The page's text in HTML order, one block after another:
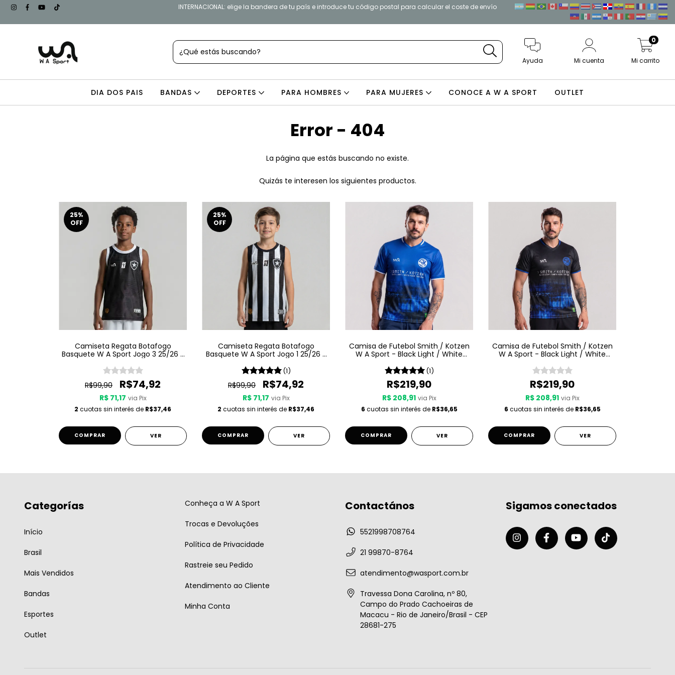
INTERNACIONAL: elige la bandera de tu país e introduce tu código postal para calcular el coste de envío
Ayuda Mi cuenta Mi carrito
0
DIA DOS PAIS BANDAS DEPORTES PARA HOMBRES PARA MUJERES CONOCE A W A SPORT OUTLET
Error - 404
La página que estás buscando no existe.
Quizás te interesen los siguientes productos.
25%
OFF
Camiseta Regata Botafogo
Basquete W A Sport Jogo 3 25/26 -
R$99,90 R$74,92
R$ 71,17 via Pix
2 cuotas sin interés de R$37,46
COMPRAR VER
25%
OFF
Camiseta Regata Botafogo
Basquete W A Sport Jogo 1 25/26 -
(1)
R$99,90 R$74,92
R$ 71,17 via Pix
2 cuotas sin interés de R$37,46
COMPRAR VER
Camisa de Futebol Smith / Kotzen
W A Sport - Black Light / White
(1)
R$219,90
R$ 208,91 via Pix
6 cuotas sin interés de R$36,65
COMPRAR VER
Camisa de Futebol Smith / Kotzen
W A Sport - Black Light / White
R$219,90
R$ 208,91 via Pix
6 cuotas sin interés de R$36,65
COMPRAR VER
Categorías
Início
Brasil
Mais Vendidos
Bandas
Esportes
Outlet
Conheça a W A Sport
Trocas e Devoluções
Política de Privacidade
Rastreie seu Pedido
Atendimento ao Cliente
Minha Conta
Contactános
5521998708764
21 99870-8764
atendimento@wasport.com.br
Travessa Dona Carolina, nº 80,
Campo do Prado Cachoeiras de
Macacu - Rio de Janeiro/Brasil - CEP
28681-275
Sigamos conectados